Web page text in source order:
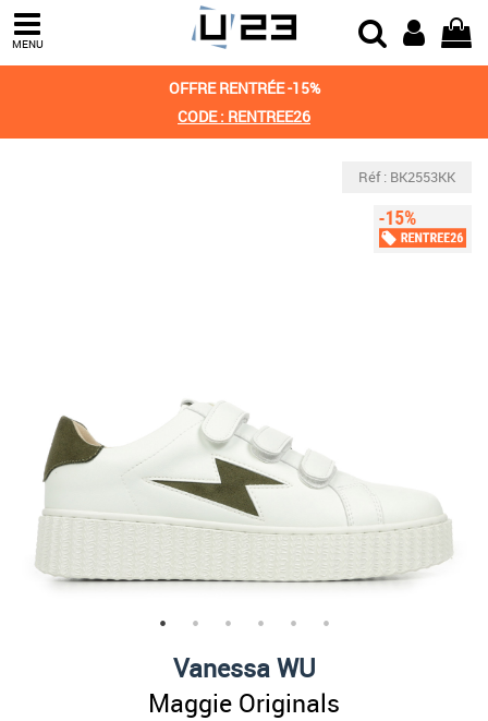
MENU
OFFRE RENTRÉE -15%
CODE : RENTREE26
Réf : BK2553KK
Vanessa WU
Maggie Originals